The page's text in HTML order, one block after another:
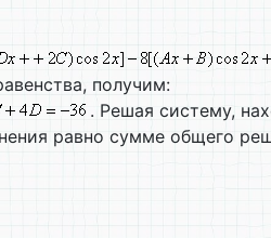
получим:
. Решая систему,
равно сумме общего